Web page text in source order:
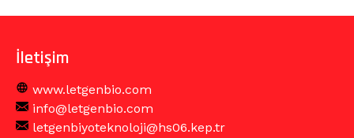
İletişim
www.letgenbio.com
info@letgenbio.com
letgenbiyoteknoloji@hs06.kep.tr